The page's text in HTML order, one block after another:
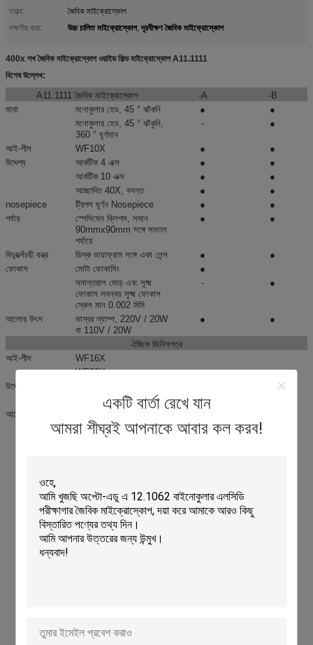
একটি বার্তা রেখে যান
আমরা শীঘ্রই আপনাকে আবার কল করব!
তত্ত্ব:
জৈবিক মাইক্রোস্কোপ
লক্ষণীয় করা:
উচ্চ চালিত মাইক্রোস্কোপ,দূরবীক্ষণ জৈবিক মাইক্রোস্কোপ
400x শখ জৈবিক মাইক্রোস্কোপ ওয়াইড ফিল্ড মাইক্রোস্কোপ A11.1111
বিশেষ উল্লেখ:
A11.1111 জৈবিক মাইক্রোস্কোপ -A
-B
মাথা
মনোকুলার হেড, 45 ° ঝাঁকনি ●
●
মনোকুলার হেড, 45 ° ঝাঁকুনি,
360 ° ঘূর্ণমান
- ●
আই-পীস WF10X ●
●
উদ্দেশ্য
আর্কটিক 4 এক্স ●
●
আর্কটিক 10 এক্স
●
●
আচ্ছাদিত 40X, বসন্ত
●
●
nosepiece
ট্রিপল ঘূর্ণন Nosepiece ●
●
পর্যায়
স্পেসিমেন ক্লিপস, সমান
90mmx90mm সঙ্গে সমতল
পর্যায়ে
● ●
বিদ্যুত্সঁচয়ী যন্ত্র ডিস্ক ডায়াফ্রাম সঙ্গে একা লেন্স ●
●
ফোকাস
মোটা ফোকাসিং
●
সমান্তরাল মোড় এবং সূক্ষ্ম
ফোকাস সমন্বয় সূক্ষ্ম ফোকাস
স্কেল মান 0.002 মিমি
- ●
আলোর উৎস
ভাস্বর ল্যাম্প, 220V / 20W
বা 110V / 20W
● ●
ঐচ্ছিক জিনিসপত্র
আই-পীস
WF16X
WF20X
উদ্দেশ্য
আর্কটিক 60X (এস)
আলোর উৎস